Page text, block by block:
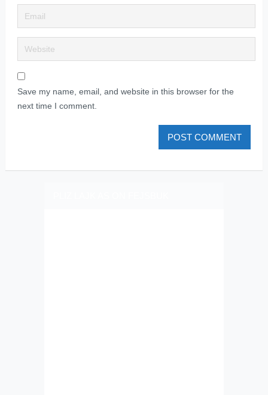
Save my name, email, and website in this browser for the
next time I comment.